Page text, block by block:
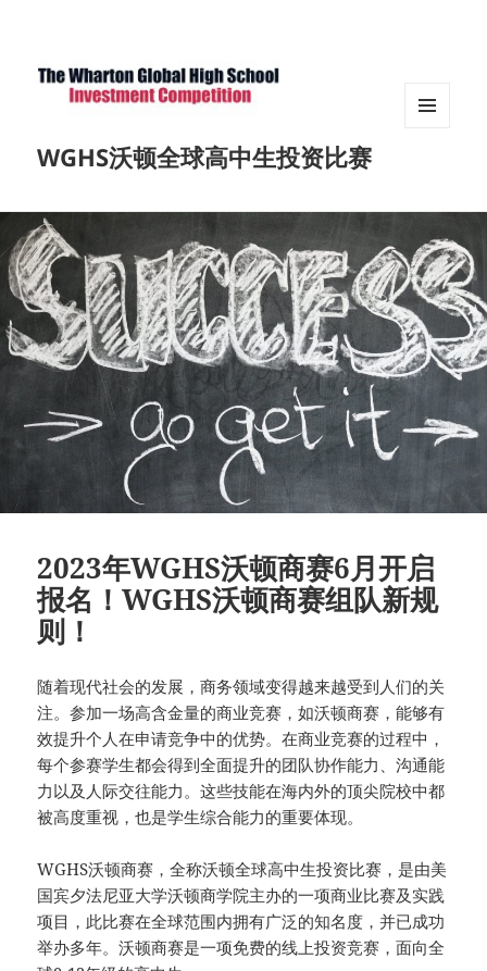
WGHS沃顿全球高中生投资比赛
2023年WGHS沃顿商赛6月开启
报名！WGHS沃顿商赛组队新规
则！
随着现代社会的发展，商务领域变得越来越受到人们的关
注。参加一场高含金量的商业竞赛，如沃顿商赛，能够有
效提升个人在申请竞争中的优势。在商业竞赛的过程中，
每个参赛学生都会得到全面提升的团队协作能力、沟通能
力以及人际交往能力。这些技能在海内外的顶尖院校中都
被高度重视，也是学生综合能力的重要体现。
WGHS沃顿商赛，全称沃顿全球高中生投资比赛，是由美
国宾夕法尼亚大学沃顿商学院主办的一项商业比赛及实践
项目，此比赛在全球范围内拥有广泛的知名度，并已成功
举办多年。沃顿商赛是一项免费的线上投资竞赛，面向全